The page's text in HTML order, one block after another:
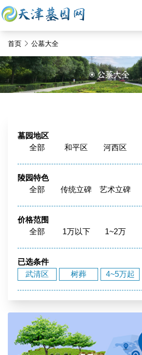
首页 公墓大全
墓园地区
全部
和平区 河西区
西青区
静海区
宝坻区 宁河区
滨海新区
周边
陵园特色
全部
传统立碑 艺术立碑
骨灰寄存
花园环境
福泽之地
价格范围
全部
1万以下 1~2万
15~20万
已选条件
武清区
树葬 4~5万起